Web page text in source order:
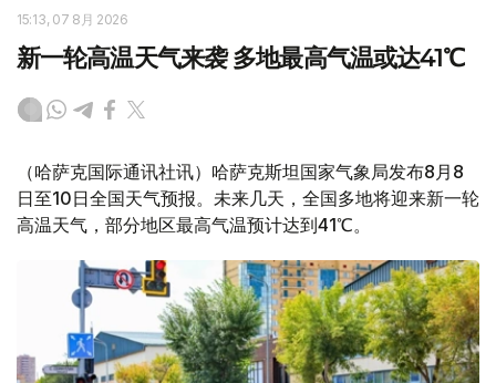
15:13, 07 8月 2026
新一轮高温天气来袭 多地最高气温或达41℃
（哈萨克国际通讯社讯）哈萨克斯坦国家气象局发布8月8
日至10日全国天气预报。未来几天，全国多地将迎来新一轮
高温天气，部分地区最高气温预计达到41℃。